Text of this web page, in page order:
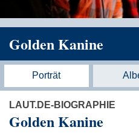
Golden Kanine
Porträt
LAUT.DE-BIOGRAPHIE
Golden Kanine